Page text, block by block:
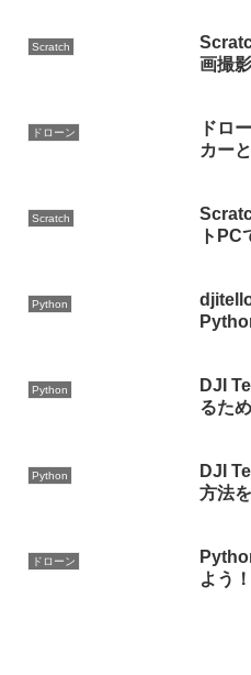
Scratch
画撮
ドローン
ドロ
カー
Scratch
ト
Python
Python
DJI
るた
Python
DJI
方法
ドローン
よう！